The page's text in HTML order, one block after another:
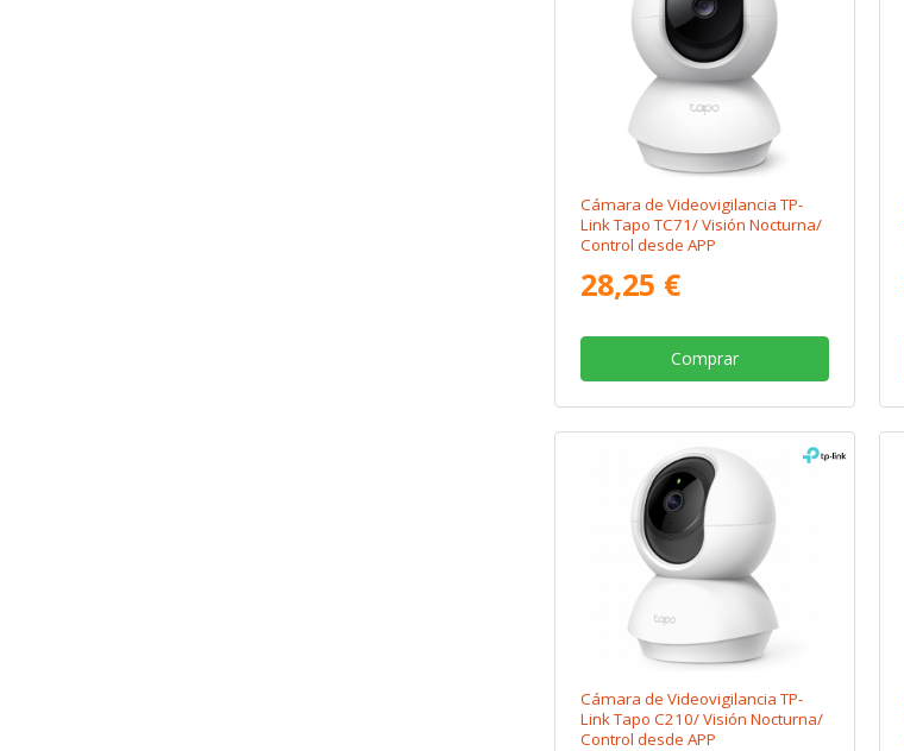
Cámara de Videovigilancia TP-
Link Tapo TC71/ Visión Nocturna/
Control desde APP
28,25 €
Comprar
Cámara de Videovigilancia TP-
Link Tapo C210/ Visión Nocturna/
Control desde APP